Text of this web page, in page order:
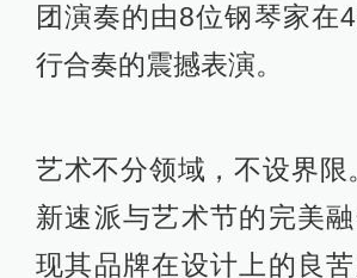
团演奏的由8位钢琴家在
行合奏的震撼表演。
艺术不分领域，不设界限
新速派与艺术节的完美
现其品牌在设计上的良